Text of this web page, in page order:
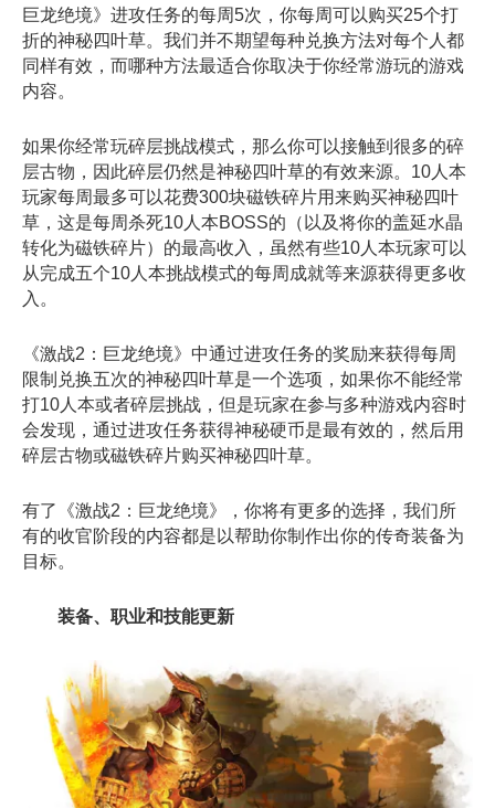
巨龙绝境》进攻任务的每周5次，你每周可以购买25个打
折的神秘四叶草。我们并不期望每种兑换方法对每个人都
同样有效，而哪种方法最适合你取决于你经常游玩的游戏
内容。
如果你经常玩碎层挑战模式，那么你可以接触到很多的碎
层古物，因此碎层仍然是神秘四叶草的有效来源。10人本
玩家每周最多可以花费300块磁铁碎片用来购买神秘四叶
草，这是每周杀死10人本BOSS的（以及将你的盖延水晶
转化为磁铁碎片）的最高收入，虽然有些10人本玩家可以
从完成五个10人本挑战模式的每周成就等来源获得更多收
入。
《激战2：巨龙绝境》中通过进攻任务的奖励来获得每周
限制兑换五次的神秘四叶草是一个选项，如果你不能经常
打10人本或者碎层挑战，但是玩家在参与多种游戏内容时
会发现，通过进攻任务获得神秘硬币是最有效的，然后用
碎层古物或磁铁碎片购买神秘四叶草。
有了《激战2：巨龙绝境》，你将有更多的选择，我们所
有的收官阶段的内容都是以帮助你制作出你的传奇装备为
目标。
装备、职业和技能更新